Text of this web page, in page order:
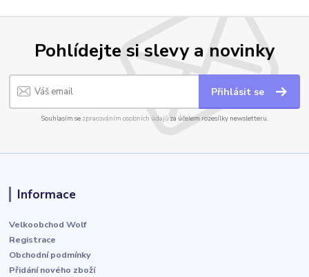
Pohlídejte si slevy a novinky
Přihlásit se
Souhlasím se zpracováním osobních údajůza účelem rozesílky newsletteru.
Informace
Velkoobchod Wolf
Registrace
Obchodní podmínky
Přidání nového zboží